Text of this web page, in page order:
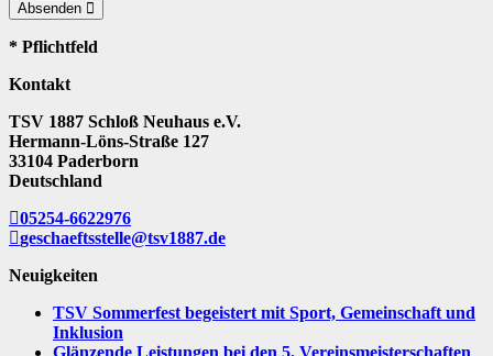
Absenden
* Pflichtfeld
Kontakt
TSV 1887 Schloß Neuhaus e.V.
Hermann-Löns-Straße 127
33104 Paderborn
Deutschland
05254-6622976
geschaeftsstelle@tsv1887.de
Neuigkeiten
TSV Sommerfest begeistert mit Sport, Gemeinschaft und
Inklusion